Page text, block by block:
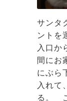
サンタ
ントを
入口か
間にお
にぶら
入れて
る。